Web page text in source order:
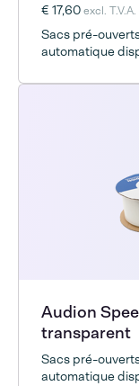
€ 17,60excl. T.V.A.
Sacs pré-
automatique
Audion
transparent
Sacs pré-
automatique